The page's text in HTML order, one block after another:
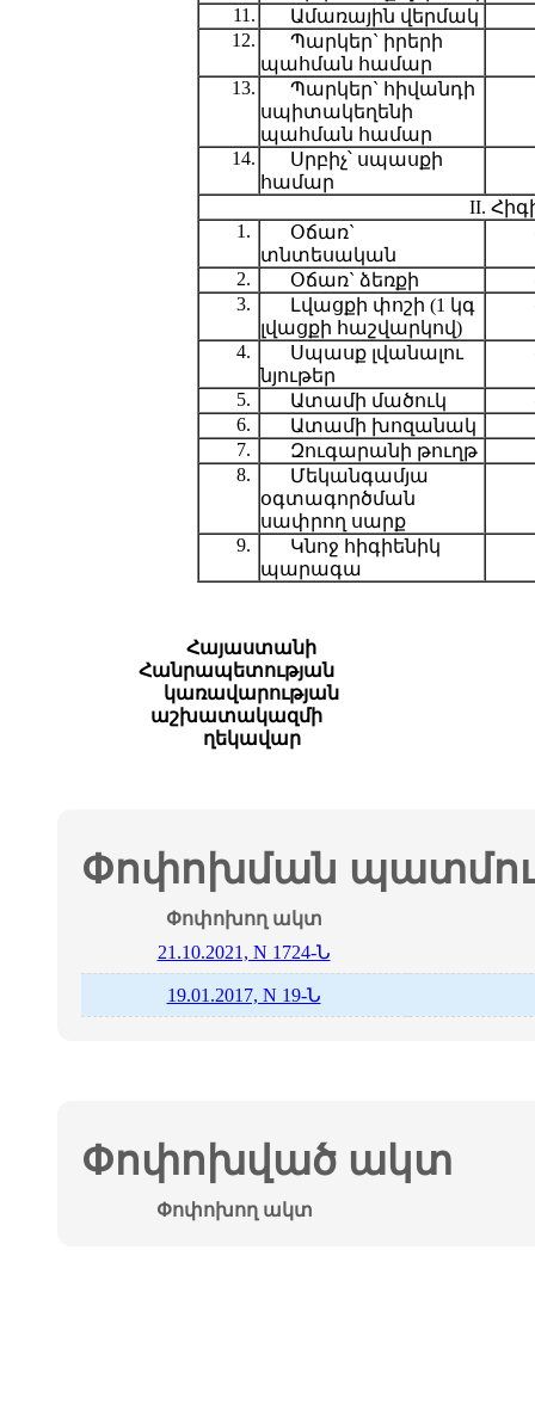
11.
Ամառային վերմակ
12.
Պարկեր` իրերի
պահման համար
13.
Պարկեր` հիվանդի
սպիտակեղենի
պահման համար
14.
Սրբիչ՝ սպասքի
համար
II.
1.
Օճառ`
տնտեսական
2. Օճառ` ձեռքի
3.
Լվացքի փոշի (1 կգ
լվացքի հաշվարկով)
4.
Սպասք լվանալու
նյութեր
5. Ատամի մածուկ
6.
Ատամի խոզանակ
7.
Զուգարանի թուղթ
8.
Մեկանգամյա
օգտագործման
սափրող սարք
9.
Կնոջ հիգիենիկ
պարագա
Հայաստանի
Հանրապետության
կառավարության
աշխատակազմի
ղեկավար
Փոփոխման
Փոփոխող ակտ
21.10.2021, N 1724-Ն
19.01.2017, N 19-Ն
Փոփոխված ակտ
Փոփոխող ակտ